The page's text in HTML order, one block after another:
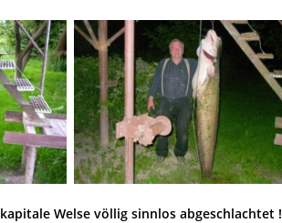
völlig sinnlos abgeschlachtet !